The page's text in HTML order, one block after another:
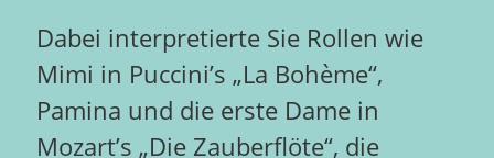
Dabei interpretierte Sie Rollen wie
Mimi in Puccini’s „La Bohème“,
Pamina und die erste Dame in
Mozart’s „Die Zauberflöte“, die